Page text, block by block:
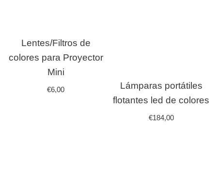
Lentes/Filtros de
colores para Proyector
Mini
€6,00
Lámparas portátiles
flotantes led de colores
€184,00